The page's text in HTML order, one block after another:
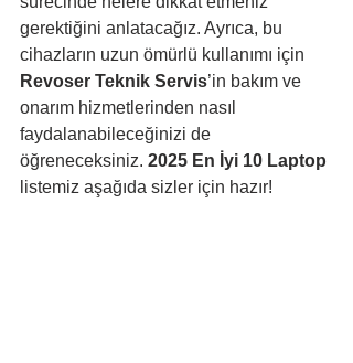
gerektiğini anlatacağız. Ayrıca, bu
cihazların uzun ömürlü kullanımı için
Revoser Teknik Servis’in bakım ve
onarım hizmetlerinden nasıl
faydalanabileceğinizi de
öğreneceksiniz. 2025 En İyi 10 Laptop
listemiz aşağıda sizler için hazır!